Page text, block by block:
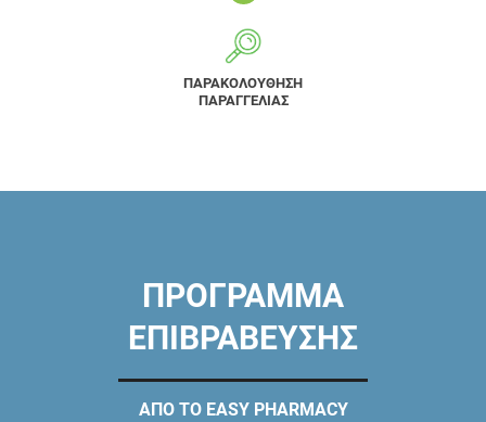
ΠΑΡΑΚΟΛΟΥΘΗΣΗ
ΠΑΡΑΓΓΕΛΙΑΣ
ΠΡΟΓΡΑΜΜΑ
ΕΠΙΒΡΑΒΕΥΣΗΣ
ΑΠΟ ΤΟ EASY PHARMACY